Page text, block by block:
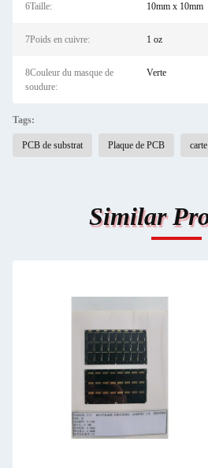
6Taille: 10mm x 10mm
7Poids en cuivre: 1 oz
8Couleur du masque de
soudure:
Verte
Tags:
PCB de substrat Plaque de PCB
Similar